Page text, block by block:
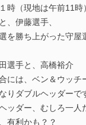
時（現地は午前11時
、伊藤選手、
を勝ち上がった守屋
選手と、高橋裕介
には、ベン＆ウッチ
りダブルヘッダーで
ッダー、むしろ一人
有利かも？？